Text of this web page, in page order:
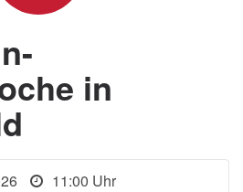
in
11:00 Uhr